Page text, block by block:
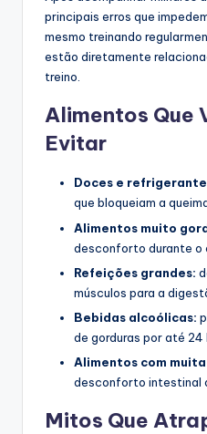
principais erros que
mesmo treinando
estão diretamente
treino.
Alimentos Que
Evitar
Doces e
que bloqueiam a
Alimentos muito
desconforto durante o
Refeições grandes:
músculos para a
Bebidas alcoólicas:
de gorduras por até 24
Alimentos com
desconforto intestinal
Mitos Que